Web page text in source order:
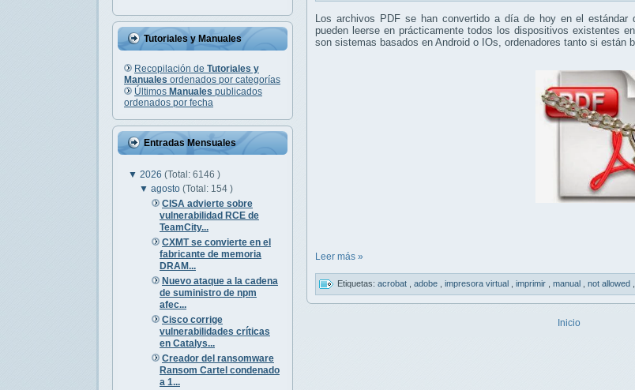
Tutoriales y Manuales
Recopilación de Tutoriales y
Manuales ordenados por categorías
Últimos Manuales publicados
ordenados por fecha
Entradas Mensuales
▼ 2026 (Total: 6146 )
▼agosto(Total: 154 )
CISA advierte sobre
vulnerabilidad RCE de
TeamCity...
CXMT se convierte en el
fabricante de memoria
DRAM...
Nuevo ataque a la cadena
de suministro de npm
afec...
Cisco corrige
vulnerabilidades críticas
en Catalys...
Creador del ransomware
Ransom Cartel condenado
a 1...
Los archivos PDF se han convertido a día de hoy en el
pueden leerse en prácticamente todos los dispositivos existentes
son sistemas basados en Android o IOs, ordenadores tanto si están
Leer más »
Etiquetas: acrobat adobe impresora virtual imprimir manual not allowed
Inicio